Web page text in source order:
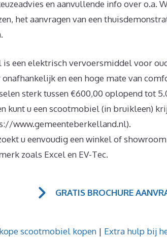
en aanvullende info over o.a.
het aanvragen van een
een elektrisch vervoersmiddel voor
en een hoge mate van
sterk tussen €600,00 oplopend tot
kunt u een scootmobiel (in bruikleen)
www.gemeenteberkelland.nl).
u eenvoudig een winkel of
zoals Excel en EV-Tec.
GRATIS BROCHURE
scootmobiel kopen | Extra hulp bij